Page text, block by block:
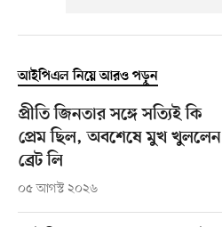
আইপিএল নিয়ে আরও পড়ুন
প্রীতি জিনতার সঙ্গে সত্যিই কি
প্রেম ছিল, অবশেষে মুখ খুললেন
ব্রেট লি
০৫ আগস্ট ২০২৬